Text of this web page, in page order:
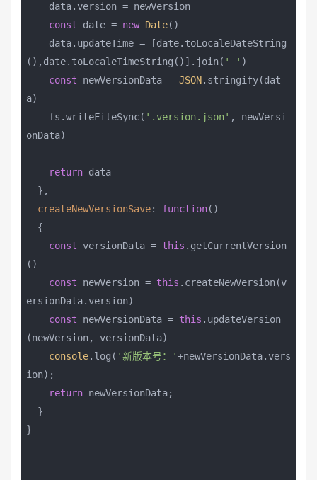
data.version = newVersion
const date = new Date()
data.updateTime = [date.toLocaleDateString
(),date.toLocaleTimeString()].join( ' ' )
const newVersionData = JSON.stringify(dat
a)
fs.writeFileSync( '.version.json' , newVersi
onData)
return data
},
createNewVersionSave: function( )
{
const versionData = this .getCurrentVersion
()
const newVersion = this .createNewVersion(v
ersionData.version)
const newVersionData = this .updateVersion
(newVersion, versionData)
console.log( '新版本号：'+newVersionData.vers
ion);
return newVersionData;
}
}